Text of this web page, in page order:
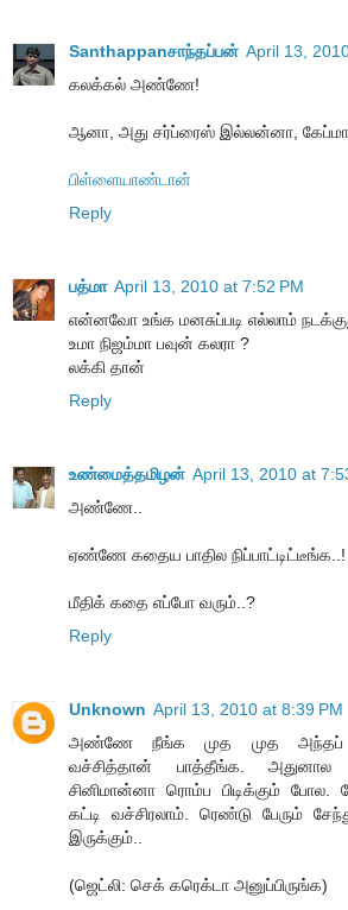
Santhappanசாந்தப்பன் April 13,
கலக்கல் அண்ணே!
ஆனா, அது சர்ப்ரைஸ் இல்லன்னா,
பிள்ளையாண்டான்
Reply
பத்மா April 13, 2010 at 7:52 PM
என்னவோ உங்க மனசுப்படி எல்லாம்
உமா நிஜம்மா பவுன் கலரா ?
லக்கி தான்
Reply
உண்மைத்தமிழன் April 13, 2010 at
அண்ணே..
ஏண்ணே கதைய பாதில நிப்பாட்டிட்டீங்க..!
மீதிக் கதை எப்போ வரும்..?
Reply
Unknown April 13, 2010 at 8:39 PM
அண்ணே நீங்க முத முத அந்தப்
வச்சித்தான் பாத்தீங்க.
சினிமான்னா ரொம்ப பிடிக்கும் போல.
கட்டி வச்சிரலாம். ரெண்டு பேரும்
இருக்கும்..
(ஜெட்லி: செக் கரெக்டா அனுப்பிருங்க)